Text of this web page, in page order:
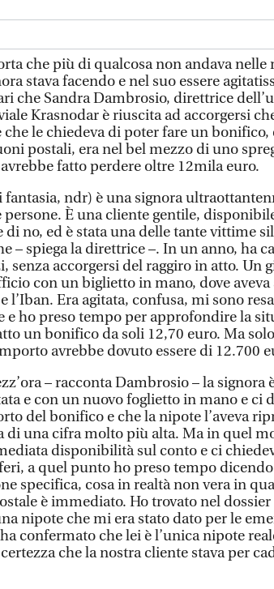
che più di qualcosa non andava nelle
stava facendo e nel suo essere
che Sandra Dambrosio, direttrice
Krasnodar è riuscita ad accorgersi
le chiedeva di poter fare un bonifico,
postali, era nel bel mezzo di uno
fatto perdere oltre 12mila euro.
fantasia, ndr) è una signora
persone. È una cliente gentile,
di no, ed è stata una delle tante vittime
– spiega la direttrice –. In un anno, ha
senza accorgersi del raggiro in atto. Un
con un biglietto in mano, dove
l’Iban. Era agitata, confusa, mi sono
e ho preso tempo per approfondire la
un bonifico da soli 12,70 euro. Ma
avrebbe dovuto essere di 12.700
– racconta Dambrosio – la signora
e con un nuovo foglietto in mano e ci
del bonifico e che la nipote l’aveva
di una cifra molto più alta. Ma in quel
disponibilità sul conto e ci
a quel punto ho preso tempo dicendo
specifica, cosa in realtà non vera in
è immediato. Ho trovato nel
nipote che mi era stato dato per le
confermato che lei è l’unica nipote
che la nostra cliente stava per